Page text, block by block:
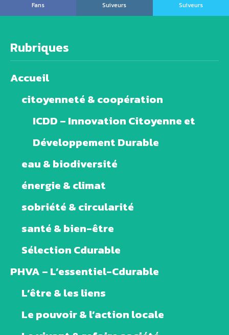
Fans
Suiveurs
Suiveurs
Rubriques
Accueil
citoyenneté & coopération
ICDD – Innovation Citoyenne et
Développement Durable
eau & biodiversité
énergie & climat
sobriété & circularité
santé & bien-être
Sélection Cdurable
PHVA – L’essentiel-Cdurable
L’être & les liens
Le pouvoir & l’action locale